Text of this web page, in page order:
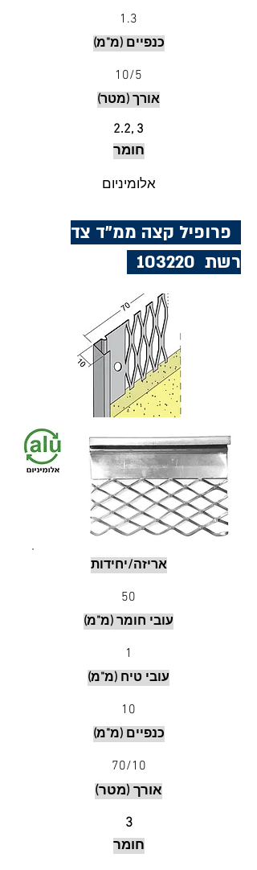
1.3
כנפיים (מ"מ)
10/5
אורך (מטר)
2.2, 3
חומר
אלומיניום
פרופיל קצה ממ"ד צד
רשת 103220
אריזה/יחידות
50
עובי חומר (מ"מ)
1
עובי טיח (מ"מ)
10
כנפיים (מ"מ)
70/10
אורך (מטר)
3
חומר